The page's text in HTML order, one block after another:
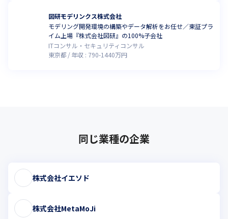
図研モデリンクス株式会社
モデリング開発環境の構築やデータ解析をお任せ／東証プラ
イム上場『株式会社図研』の100%子会社
ITコンサル・セキュリティコンサル
東京都
年収 : 790-1440万円
同じ業種の企業
株式会社イエソド
株式会社MetaMoJi